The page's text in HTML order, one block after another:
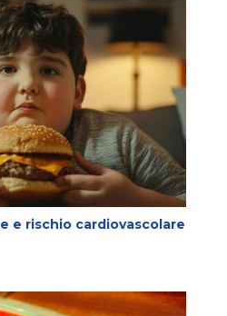
e rischio cardiovascolare